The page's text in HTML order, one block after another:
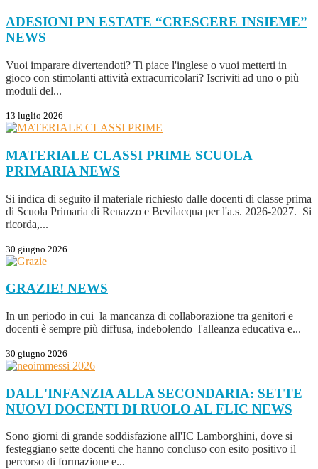
ADESIONI PN ESTATE “CRESCERE INSIEME”
NEWS
Vuoi imparare divertendoti? Ti piace l'inglese o vuoi metterti in
gioco con stimolanti attività extracurricolari? Iscriviti ad uno o più
moduli del...
13 luglio 2026
MATERIALE CLASSI PRIME SCUOLA
PRIMARIA NEWS
Si indica di seguito il materiale richiesto dalle docenti di classe prima
di Scuola Primaria di Renazzo e Bevilacqua per l'a.s. 2026-2027. Si
ricorda,...
30 giugno 2026
GRAZIE! NEWS
In un periodo in cui la mancanza di collaborazione tra genitori e
docenti è sempre più diffusa, indebolendo l'alleanza educativa e...
30 giugno 2026
DALL'INFANZIA ALLA SECONDARIA: SETTE
NUOVI DOCENTI DI RUOLO AL FLIC NEWS
Sono giorni di grande soddisfazione all'IC Lamborghini, dove si
festeggiano sette docenti che hanno concluso con esito positivo il
percorso di formazione e...